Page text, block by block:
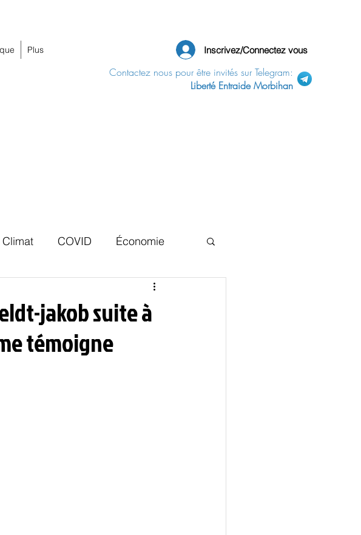
Plus Inscrivez/Connectez vous
Contactez nous pour être invités sur Telegram:
Liberté Entraide Morbihan
Climat COVID Économie
Local
Santé Sciences
jakob suite à
témoigne